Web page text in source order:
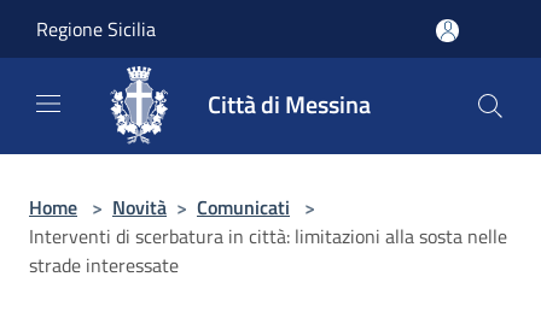
Regione Sicilia
Città di Messina
Home > Novità > Comunicati >
Interventi di scerbatura in città: limitazioni alla sosta nelle
strade interessate